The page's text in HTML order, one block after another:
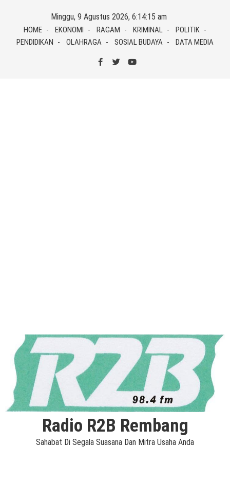
content
Minggu, 9 Agustus 2026, 6:14:15 am
HOME EKONOMI RAGAM KRIMINAL
POLITIK
PENDIDIKAN
OLAHRAGA SOSIAL BUDAYA DATA MEDIA
Radio R2B Rembang
Sahabat Di Segala Suasana Dan Mitra Usaha Anda